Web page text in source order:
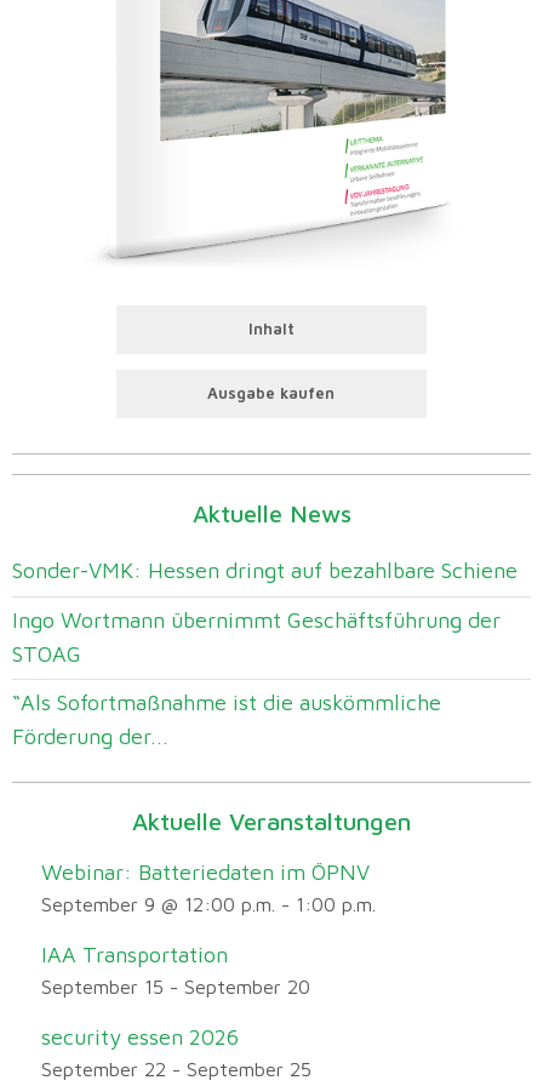
Inhalt
Ausgabe kaufen
Aktuelle News
Sonder-VMK: Hessen dringt auf bezahlbare Schiene
Ingo Wortmann übernimmt Geschäftsführung der
STOAG
“Als Sofortmaßnahme ist die auskömmliche
Förderung der...
Aktuelle Veranstaltungen
Webinar: Batteriedaten im ÖPNV
September 9 @ 12:00 p.m. - 1:00 p.m.
IAA Transportation
September 15 - September 20
security essen 2026
September 22 - September 25